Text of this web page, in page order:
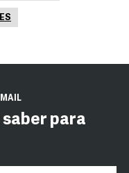
MAIL
saber para